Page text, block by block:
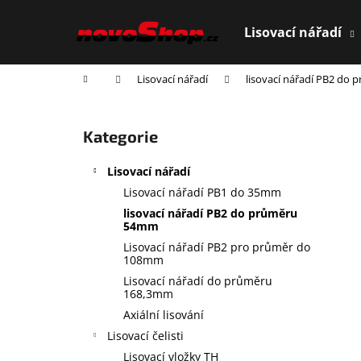
Lisovací nářadí
Domů Lisovací nářadí lisovací nářadí PB2 do
Přeskočit
kategorie
Kategorie
Lisovací nářadí
Lisovací nářadí PB1 do 35mm
lisovací nářadí PB2 do průměru
54mm
Lisovací nářadí PB2 pro průměr do
108mm
Lisovací nářadí do průměru
168,3mm
Axiální lisování
Lisovací čelisti
Lisovací vložky TH
í
Zpět
do
Zpět
do